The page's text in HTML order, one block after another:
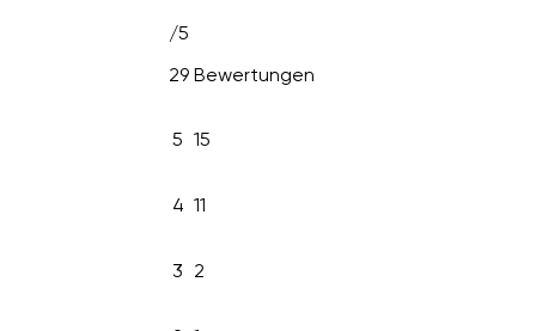
/5
29 Bewertungen
5 15
4 11
3 2